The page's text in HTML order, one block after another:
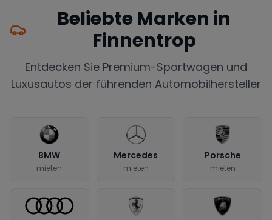
Beliebte Marken in
Finnentrop
Entdecken Sie Premium-Sportwagen und
Luxusautos der führenden Automobilhersteller
BMW
mieten
Mercedes
mieten
Porsche
mieten